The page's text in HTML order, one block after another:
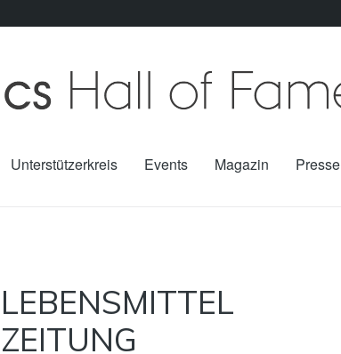
Unterstützerkreis Events Magazin Presse
LEBENSMITTEL
ZEITUNG